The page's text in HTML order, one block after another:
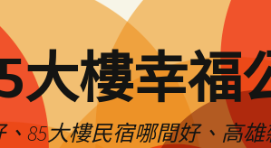
大樓幸福
85大樓民宿哪間好、高